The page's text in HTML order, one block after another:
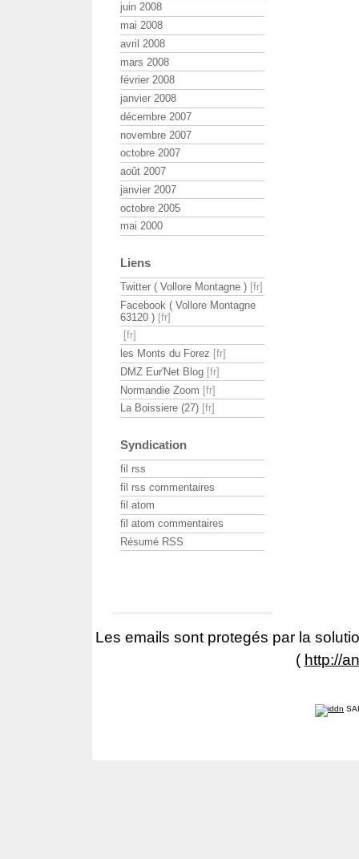
juin 2008
mai 2008
avril 2008
mars 2008
février 2008
janvier 2008
décembre 2007
novembre 2007
octobre 2007
août 2007
janvier 2007
octobre 2005
mai 2000
Liens
Twitter ( Vollore Montagne )
Facebook ( Vollore Montagne
63120 )
les Monts du Forez
DMZ Eur'Net Blog
Normandie Zoom
La Boissiere (27)
Syndication
fil rss
fil rss commentaires
fil atom
fil atom commentaires
Résumé RSS
Les emails sont protegés par la
( http://